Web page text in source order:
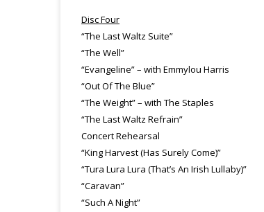
Disc Four
“The Last Waltz Suite”
“The Well”
“Evangeline” – with Emmylou Harris
“Out Of The Blue”
“The Weight” – with The Staples
“The Last Waltz Refrain”
Concert Rehearsal
“King Harvest (Has Surely Come)”
“Tura Lura Lura (That’s An Irish Lullaby)”
“Caravan”
“Such A Night”